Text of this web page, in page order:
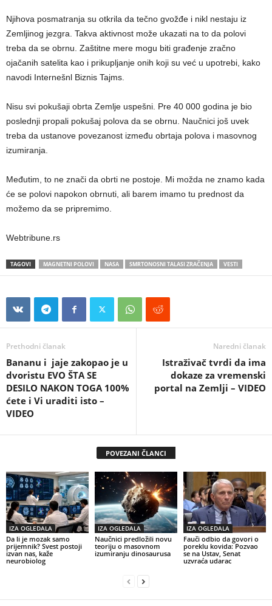
Njihova posmatranja su otkrila da tečno gvožđe i nikl nestaju iz
Zemljinog jezgra. Takva aktivnost može ukazati na to da polovi
treba da se obrnu. Zaštitne mere mogu biti građenje zračno
ojačanih satelita kao i prikupljanje onih koji su već u upotrebi, kako
navodi Internešnl Biznis Tajms.
Nisu svi pokušaji obrta Zemlje uspešni. Pre 40 000 godina je bio
poslednji propali pokušaj polova da se obrnu. Naučnici još uvek
treba da ustanove povezanost između obrtaja polova i masovnog
izumiranja.
Međutim, to ne znači da obrti ne postoje. Mi možda ne znamo kada
će se polovi napokon obrnuti, ali barem imamo tu prednost da
možemo da se pripremimo.
Webtribune.rs
TAGOVI MAGNETNI POLOVI NASA SMRTONOSNI TALASI ZRAČENJA VESTI
Prethodni članak
Bananu i jaje zakopao je u
dvoristu EVO ŠTA SE
DESILO NAKON TOGA 100%
ćete i Vi uraditi isto –
VIDEO
Naredni članak
Istraživač tvrdi da ima
dokaze za vremenski
portal na Zemlji – VIDEO
POVEZANI ČLANCI
IZA OGLEDALA
Da li je mozak samo
prijemnik? Svest postoji
izvan nas, kaže
neurobiolog
IZA OGLEDALA
Naučnici predložili novu
teoriju o masovnom
izumiranju dinosaurusa
IZA OGLEDALA
Fauči odbio da govori o
poreklu kovida: Pozvao
se na Ustav, Senat
uzvraća udarac